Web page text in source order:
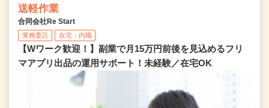
送軽作業
合同会社Re Start
業務委託 在宅・内職
【Wワーク歓迎！】副業で月15万円前後を見込めるフリ
マアプリ出品の運用サポート！未経験／在宅OK